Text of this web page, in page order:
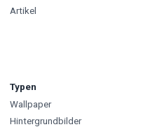
Artikel
Typen
Wallpaper
Hintergrundbilder